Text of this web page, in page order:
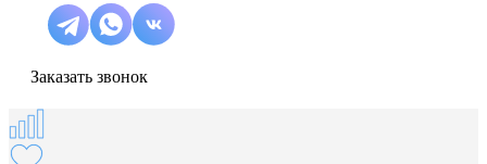
Заказать звонок